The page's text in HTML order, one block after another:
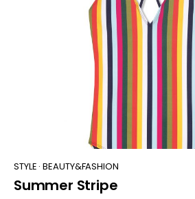
Summer
Stripe
STYLE ·BEAUTY&FASHION
Summer Stripe